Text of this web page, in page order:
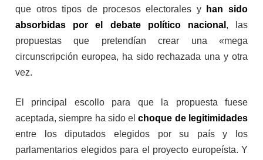
que otros tipos de procesos electorales y
han sido
absorbidas por el debate político nacional , las
propuestas que pretendían crear una «mega
circunscripción europea, ha sido rechazada una y otra
vez.
El principal escollo para que la propuesta fuese
aceptada, siempre ha sido elchoque de legitimidades
entre los diputados elegidos por su país y los
parlamentarios elegidos para el proyecto europeísta. Y